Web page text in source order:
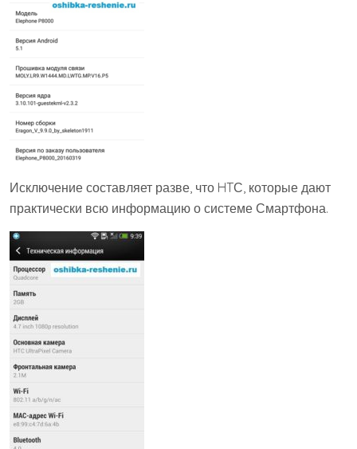
Исключение составляет разве, что HTС, которые дают
практически всю информацию о системе Смартфона.